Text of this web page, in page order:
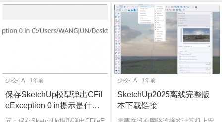
少校-LA 1年前
保存SketchUp模型弹出CFil
eException 0 in提示是什么
原因？
少校-LA 1年前
SketchUp2025离线完整版
本下载链接